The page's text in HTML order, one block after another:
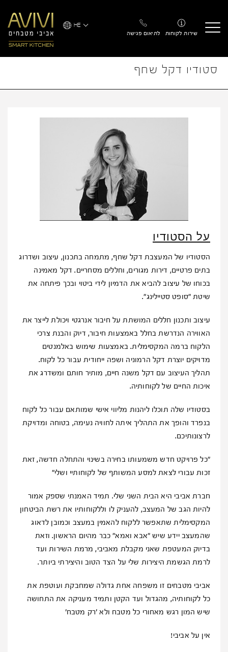
content
HE
שירות לקוחות
לתיאום פגישה
סטודיו דקל שחף
על הסטודיו
הסטודיו של המעצבת דקל שחף, מתמחה בתכנון, עיצוב ושדרוג
בתים פרטיים, דירות מגורים, וחללים מסחריים. דקל מאמינה
בכוחו של עיצוב להביא את הדמיון לידי ביטוי ובכך פיתחה את
שיטת "סופט סטיילינג".
עיצוב ותכנון חללים המושתת על חיבור אנרגטי ויכולת לייצר את
האווירה הנדרשת בחלל באמצעות חיבור, דיוק והבנת צרכי
הלקוח ברמה המקסימלית. באמצעות שימוש באלמנטים
מדויקים יוצרת דקל הרמוניה ושפה ייחודית עבור כל לקוח.
תהליך העיצוב עם דקל משנה חיים, מותיר חותם ומשדרג את
איכות החיים של לקוחותיה.
בסטודיו שלה תוכלו ליהנות מליווי אישי שמותאם עבור כל לקוח
בנפרד והופך את התהליך איתה לחוויה נעימה, בטוחה ומדויקת
לרצונותיכם.
"כל פרויקט חדש משמעותו בחירה בשינוי והתחלה חדשה, זאת
זכות עבורי לצאת למסע המשותף של לקוחותיי ושלי"
חברת אביבי היא הבית השני שלי. תמיד האמנתי שספק אמור
להיות הגב של המעצב, להעניק לו וללקוחותיו את רשת הביטחון
המקסימלית שתאפשר ללקוח להאמין במעצב וכמובן לדאוג
שהמעצב יידע שיש "אבא ואמא" כבר מהיום הראשון. וזאת
בדיוק המעטפת שאני מקבלת מאביבי, מרמת השירות ועד
לרמת הגשמת היצירות שלי על הצד הטוב והיצירתי ביותר.
אביבי מטבחים זו משפחה אחת גדולה שמחבקת ועוטפת את
כל לקוחותיה, מהגדול ועד הקטן ותמיד מעניקה את התחושה
שיש המון רגש מאחורי כל מטבח ולא 'רק מטבח'
אין על אביבי!